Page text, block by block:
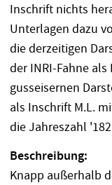
Inschrift nichts
Unterlagen dazu
die derzeitigen
der INRI-Fahne
gusseisernen
als Inschrift M.L.
die Jahreszahl
Beschreibung:
Knapp außerhalb